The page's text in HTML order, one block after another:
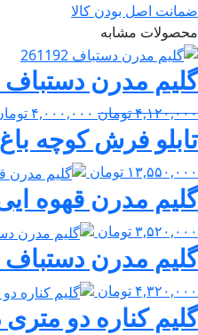
ضمانت اصل بودن کالا
محصولات مشابه
گلیم مدرن دستباف 261192
۴,۱۲۰,۰۰۰تومان قیمت
اصلی:
۴,۱۲۰,۰۰۰ تومان
بود.
۴,۰۰۰,۰۰۰
تابلو فرش کوچه باغ
۱۳,۵۵۰,۰۰۰ تومان
گلیم مدرن قهوه ایی
۳,۵۲۰,۰۰۰تومان
گلیم مدرن دستباف 261162
۴,۳۲۰,۰۰۰تومان
گلیم کناره دو متری